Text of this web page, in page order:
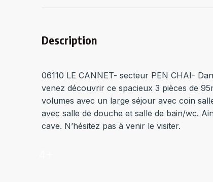
Description
06110 LE CANNET- secteur PEN CHAI-
venez découvrir ce spacieux 3 pièces de
volumes avec un large séjour avec coin
avec salle de douche et salle de bain/wc.
cave. N’hésitez pas à venir le visiter.